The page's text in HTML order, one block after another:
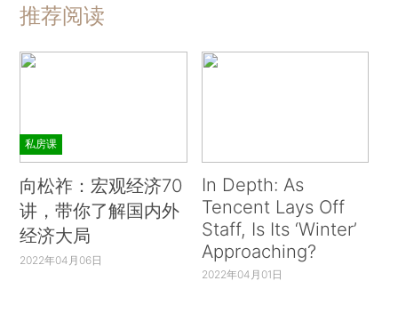
推荐阅读
私房课
向松祚：宏观经济70
讲，带你了解国内外
经济大局
2022年04月06日
In Depth: As
Tencent Lays Off
Staff, Is Its ‘Winter’
Approaching?
2022年04月01日